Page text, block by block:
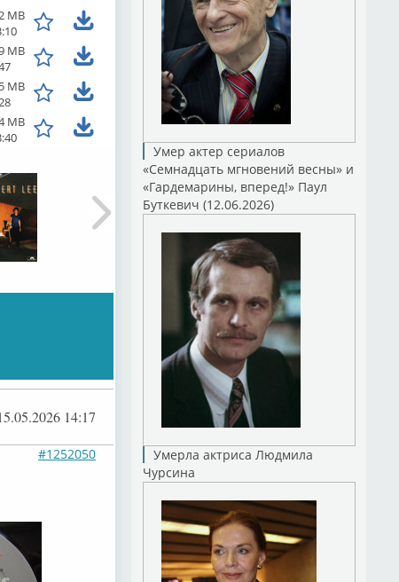
MB
MB
MB
MB
14:17
#1252050
Умер актер сериалов
«Семнадцать мгновений весны» и
«Гардемарины, вперед!» Паул
Буткевич (12.06.2026)
Умерла актриса Людмила
Чурсина